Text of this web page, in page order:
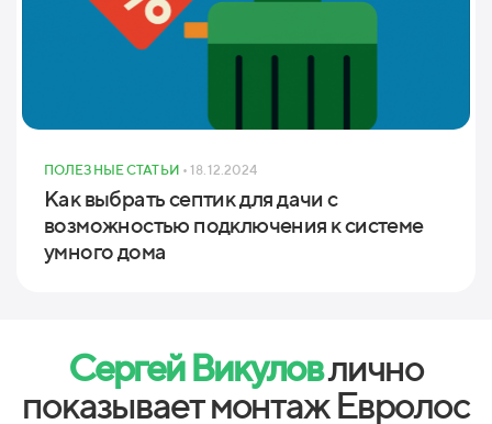
ПОЛЕЗНЫЕ СТАТЬИ • 18.12.2024
Как выбрать септик для дачи с
возможностью подключения к системе
умного дома
Сергей Викуловлично
показывает монтаж Евролос